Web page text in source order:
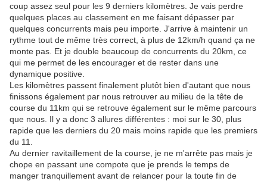
coup assez seul pour les 9 derniers kilomètres. Je vais perdre
quelques places au classement en me faisant dépasser par
quelques concurrents mais peu importe. J'arrive à maintenir un
rythme tout de même très correct, à plus de 12km/h quand ça ne
monte pas. Et je double beaucoup de concurrents du 20km, ce
qui me permet de les encourager et de rester dans une
dynamique positive.
Les kilomètres passent finalement plutôt bien d'autant que nous
finissons également par nous retrouver au milieu de la tête de
course du 11km qui se retrouve également sur le même parcours
que nous. Il y a donc 3 allures différentes : moi sur le 30, plus
rapide que les derniers du 20 mais moins rapide que les premiers
du 11.
Au dernier ravitaillement de la course, je ne m'arrête pas mais je
chope en passant une compote que je prends le temps de
manger tranquillement avant de relancer pour la toute fin de